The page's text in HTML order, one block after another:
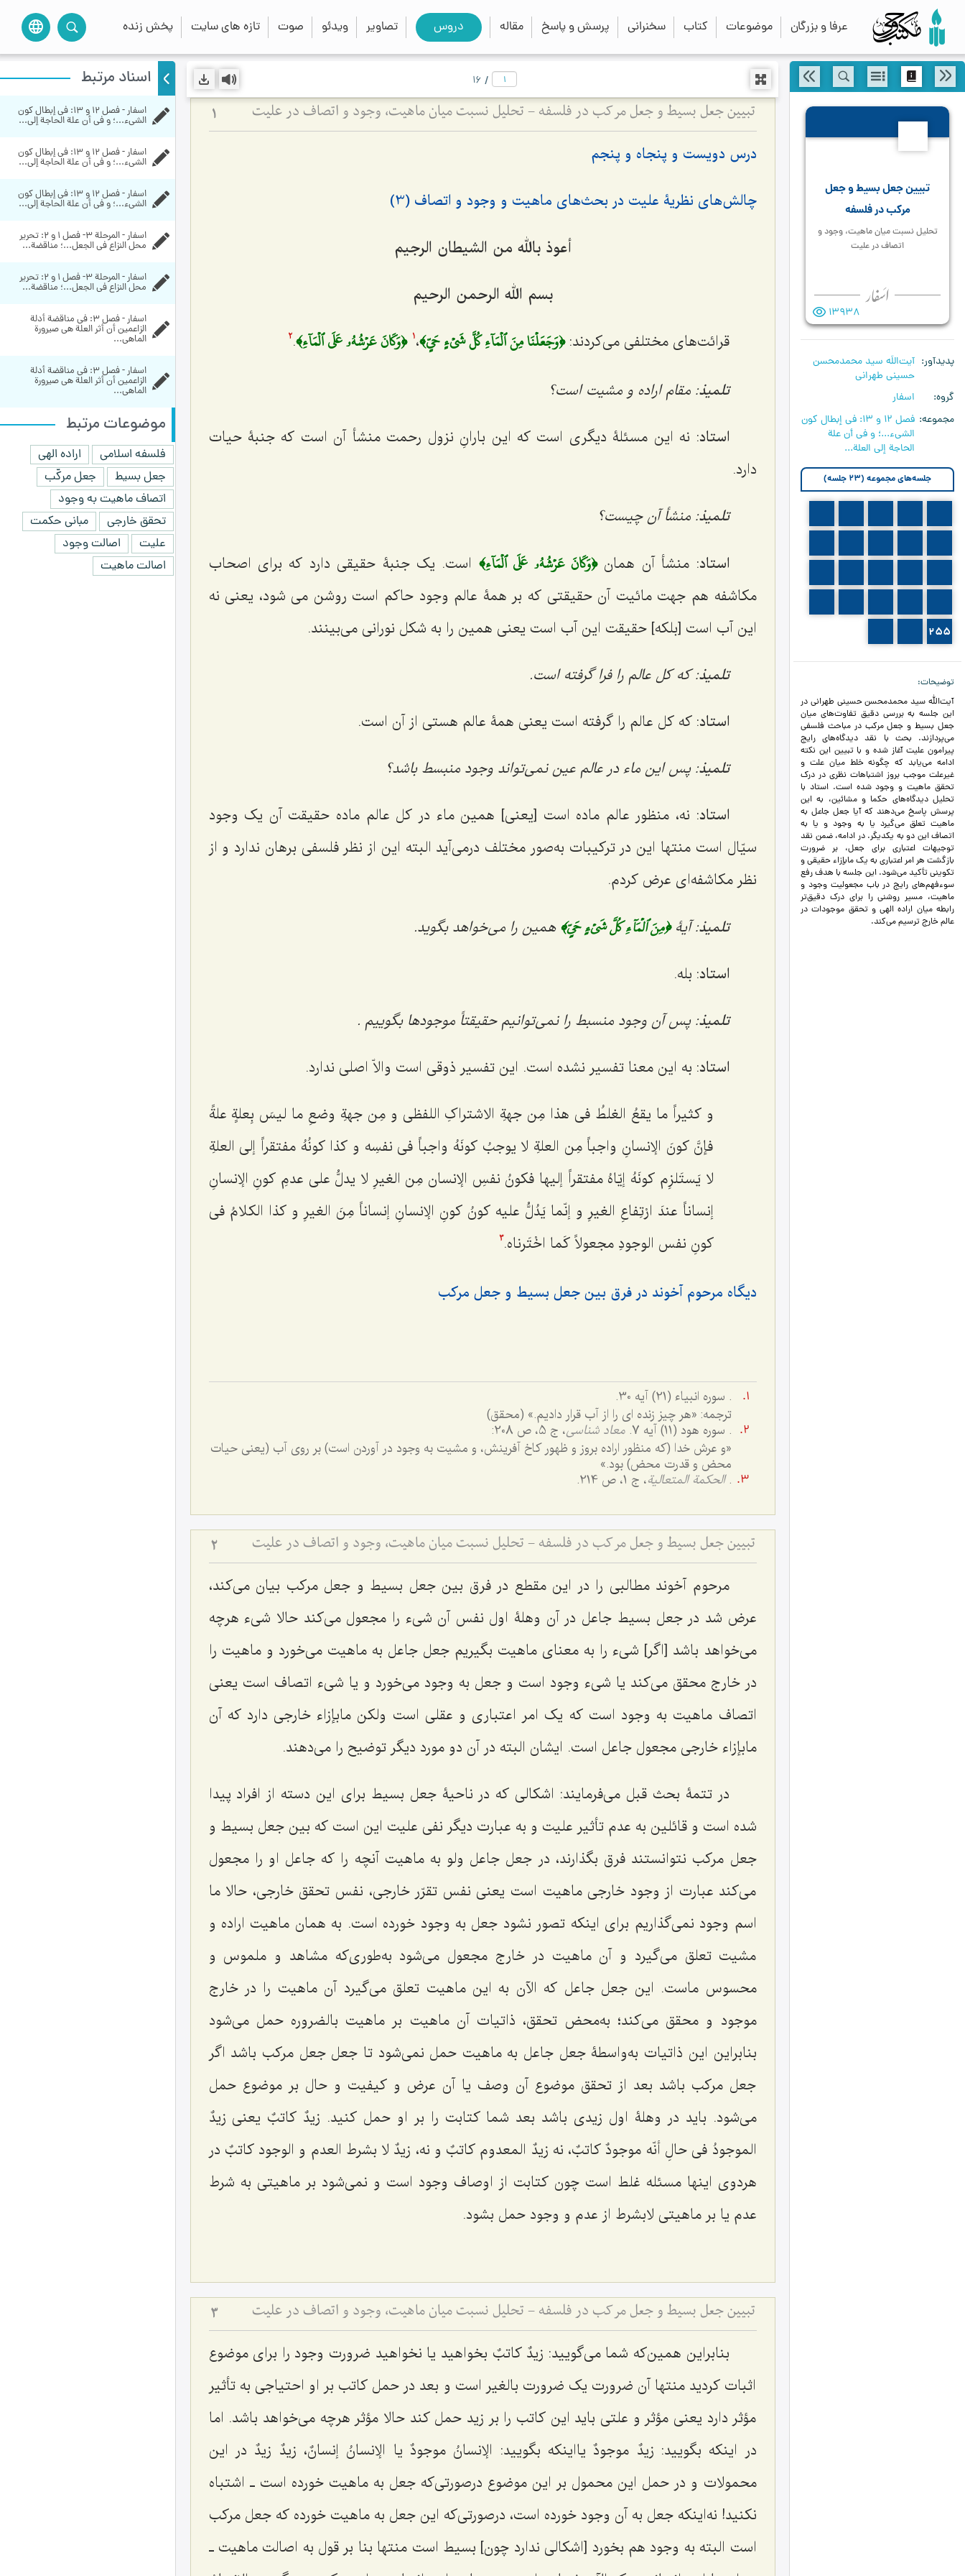
عرفا و بزرگان موضوعات کتاب سخنرانی پرسش و پاسخ مقاله دروس تصاویر ویدئو صوت تازه های سایت پخش زنده language search
close
تبیین جعل بسیط و جعل
مرکب در فلسفه
تحلیل نسبت میان ماهیت، وجود و
اتصاف در علیت
13938
پدیدآور
آیت‌اللَه سید محمدمحسن
حسینی طهرانی
گروه
اسفار
مجموعه
فصل 12 و 13: في إبطال كون
الشي‏ء...؛ و في أن علة
الحاجة إلى العلة...
جلسه‌های مجموعه (23 جلسه)
255
توضیحات
آیت‌الله سید محمدمحسن حسینی طهرانی در
این جلسه به بررسی دقیق تفاوت‌های میان
جعل بسیط و جعل مرکب در مباحث فلسفی
می‌پردازند. بحث با نقد دیدگاه‌های رایج
پیرامون علیت آغاز شده و با تبیین این نکته
ادامه می‌یابد که چگونه خلط میان علت و
غیرعلت موجب بروز اشتباهات نظری در درک
تحقق ماهیت و وجود شده است. استاد با
تحلیل دیدگاه‌های حکما و مشائین، به این
پرسش پاسخ می‌دهند که آیا جعل جاعل به
ماهیت تعلق می‌گیرد یا به وجود و یا به
اتصاف این دو به یکدیگر. در ادامه، ضمن نقد
توجیهات اعتباری برای جعل، بر ضرورت
بازگشت هر امر اعتباری به یک مابإزاء حقیقی و
تکوینی تأکید می‌شود. این جلسه با هدف رفع
سوءفهم‌های رایج در باب مجعولیت وجود و
ماهیت، مسیر روشنی را برای درک دقیق‌تر
رابطه میان اراده الهی و تحقق موجودات در
عالم خارج ترسیم می‌کند.
/
16
تبیین جعل بسیط و جعل مرکب در فلسفه - تحلیل نسبت میان ماهیت، وجود و اتصاف در علیت 1
درس دویست و پنجاه و پنجم
چالش‌های نظریۀ علیت در بحث‌های ماهیت و وجود و اتصاف (3)
أعوذ بالله من الشیطان الرجیم
بسم الله الرحمن الرحیم
قرائت‌های مختلفی می‌کردند:﴿وَجَعَلۡنَا مِنَ ٱلۡمَآءِ كُلَّ شَيۡءٍ حَيٍّ﴾،1 ﴿وَكَانَ عَرۡشُهُۥ عَلَى ٱلۡمَآءِ﴾.
2
تلمیذ: مقام اراده و مشیت است؟
استاد: نه این مسئلۀ دیگری است که این بارانِ نزول رحمت منشأ آن است که جنبۀ حیات
دارد.
تلمیذ: منشأ آن چیست؟
استاد: منشأ آن همان﴿وَكَانَ عَرۡشُهُۥ عَلَى ٱلۡمَآءِ﴾ است. یک جنبۀ حقیقی دارد که برای اصحاب
مکاشفه هم جهت مائیت آن حقیقتی که بر همۀ عالم وجود حاکم است روشن می شود، یعنی نه
این آب است [بلکه] حقیقت این آب است یعنی همین را به شکل نورانی می‌بینند.
تلمیذ: که کل عالم را فرا گرفته است.
استاد: که کل عالم را گرفته است یعنی همۀ عالم هستی از آن است.
تلمیذ: پس این ماء در عالم عین نمی‌تواند وجود منبسط باشد؟
استاد: نه، منظور عالم ماده است [یعنی] همین ماء در کل عالم ماده حقیقت آن یک وجود
سیّال است منتها این در ترکیبات به‌صور مختلف درمی‌آید البته این از نظر فلسفی برهان ندارد و از
نظر مکاشفه‌ای عرض کردم.
تلمیذ: آیۀ﴿مِنَ ٱلۡمَآءِ كُلَّ شَيۡءٍ حَيٍّ﴾همین را می‌خواهد بگوید.
استاد: بله.
تلمیذ: پس آن وجود منسبط را نمی‌توانیمحقیقتاً موجودها بگوییم .
استاد: به این معنا تفسیر نشده است. این تفسیر ذوقی است والاّ اصلی ندارد.
و کثیراً ما یقعُ الغلطُ فی هذا مِن جهةِ الاشتراکِ اللفظی و مِن جهةِ وضعِ ما لیسَ بِعلةٍ علةً
فإنَّ کونَ الإنسانِ واجباً مِن العلةِ لا یوجبُ کونَهُ واجباً فی نفسِه و کذا کونُهُ مفتقراً إلى العلةِ
لا یَستَلزِم کونَهُ إیّاهُ مفتقراً إلیها فکونُ نفسِ الإنسان مِن الغیرِ لا یدلُّ على عدمِ کونِ الإنسانِ
إنساناً عندَ ارْتِفاعِ الغیرِ و إنّما یَدُلُّ علیه کونُ کونِ الإنسانِ إنساناً مِنَ الغیرِ و کذا الکلامُ فی
کونِ نفس الوجودِ مجعولاً کَما اخْتَرناه.3
دیگاه مرحوم آخوند در فرق بین جعل بسیط و جعل مرکب
. سوره انبیاء (21) آیه 30.
ترجمه: «هر چیز زنده ای را از آب قرار دادیم.» (محقق)
. سوره هود (11) آیه 7.
معاد شناسی، ج 5، ص 208:
«و عرش خدا (که منظور اراده بروز و ظهور کاخ آفرینش، و مشیت به وجود در آوردن است) بر روى آب (یعنى حیات
محض و قدرت محض) بود.»
.الحکمة المتعالیة، ج 1، ص 214.
تبیین جعل بسیط و جعل مرکب در فلسفه - تحلیل نسبت میان ماهیت، وجود و اتصاف در علیت 2
مرحوم آخوند مطالبی را در این مقطع در فرق بین جعل بسیط و جعل مرکب بیان می‌کند،
عرض شد در جعل بسیط جاعل در آن وهلۀ اول نفس آن شیء را مجعول می‌کند حالا شیء هرچه
می‌خواهد باشد [اگر] شیء را به معنای ماهیت بگیریم جعل جاعل به ماهیت می‌خورد و ماهیت را
در خارج محقق می‌کند یا شیء وجود است و جعل به وجود می‌خورد و یا شیء اتصاف است یعنی
اتصاف ماهیت به وجود است که یک امر اعتباری و عقلی است ولکن مابإزاء خارجی دارد که آن
مابإزاء خارجی مجعول جاعل است. ایشان البته در آن دو مورد دیگر توضیح را می‌دهند.
در تتمۀ بحث قبل می‌فرمایند: اشکالی که در ناحیۀ جعل بسیط برای این دسته از افراد پیدا
شده است و قائلین به عدم تأثیر علیت و به عبارت دیگر نفی علیت این است که بین جعل بسیط و
جعل مرکب نتوانستند فرق بگذارند، در جعل جاعل ولو به ماهیت آنچه را که جاعل او را مجعول
می‌کند عبارت از وجود خارجی ماهیت است یعنی نفس تقرّر خارجی، نفس تحقق خارجی، حالا ما
اسم وجود نمی‌گذاریم برای اینکه تصور نشود جعل به وجود خورده است. به همان ماهیت اراده و
مشیت تعلق می‌گیرد و آن ماهیت در خارج مجعول می‌شود به‌طوری‌که مشاهد و ملموس و
محسوس ماست. این جعل جاعل که الآن به این ماهیت تعلق می‌گیرد آن ماهیت را در خارج
موجود و محقق می‌کند؛ به‌محض تحقق، ذاتیات آن ماهیت بر ماهیت بالضروره حمل می‌شود
بنابراین این ذاتیات به‌واسطۀ جعل جاعل به ماهیت حمل نمی‌شود تا جعل جعل مرکب باشد اگر
جعل مرکب باشد بعد از تحقق موضوع آن وصف یا آن عرض و کیفیت و حال بر موضوع حمل
می‌شود. باید در وهلۀ اول زیدی باشد بعد شما کتابت را بر او حمل کنید. زیدٌ کاتبٌ یعنی زیدٌ
الموجودُ فی حالِ أنّه موجودٌ کاتبٌ، نه زیدٌ المعدوم کاتبٌ و نه، زیدٌ لا بشرط العدم و الوجود کاتبٌ در
هردوی اینها مسئله غلط است چون کتابت از اوصاف وجود است و نمی‌شود بر ماهیتی به شرط
عدم یا بر ماهیتی لابشرط از عدم و وجود حمل بشود.
تبیین جعل بسیط و جعل مرکب در فلسفه - تحلیل نسبت میان ماهیت، وجود و اتصاف در علیت 3
بنابراین همین‌که شما می‌گویید: زیدٌ کاتبٌ بخواهید یا نخواهید ضرورت وجود را برای موضوع
اثبات کردید منتها آن ضرورت یک ضرورت بالغیر است و بعد در حمل کاتب بر او احتیاجی به تأثیر
مؤثر دارد یعنی مؤثر و علتی باید این کاتب را بر زید حمل کند حالا مؤثر هرچه می‌خواهد باشد. اما
در اینکه بگویید: زیدٌ موجودٌیااینکه بگویید: الإنسانُ موجودٌ یا الإنسانُ إنسانٌ، زیدٌ زیدٌ در این
محمولات و در حمل این محمول بر این موضوع درصورتی‌که جعل به ماهیت خورده است ـ اشتباه
نکنید! نه‌اینکه جعل به آن وجود خورده است، درصورتی‌که این جعل به ماهیت خورده که جعل مرکب
است البته به وجود هم بخورد [اشکالی ندارد چون] بسیط است منتها بنا بر قول به اصالت ماهیت ـ
اسناد مرتبط
الشي‏ء...؛ و في أن علة الحاجة إلى...
الشي‏ء...؛ و في أن علة الحاجة إلى...
الشي‏ء...؛ و في أن علة الحاجة إلى...
محل النزاع في الجعل...؛ مناقضة...
محل النزاع في الجعل...؛ مناقضة...
الماهي...
الماهي...
موضوعات مرتبط
فلسفه اسلامی
اراده الهی
جعل بسیط
جعل مرکّب
اتصاف ماهیت به وجود
تحقق خارجی
مبانی حکمت
علیت
اصالت وجود
اصالت ماهیت